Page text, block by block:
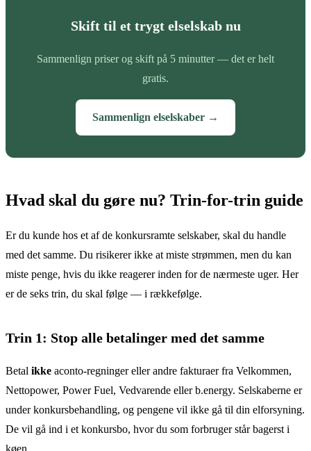
Skift til et trygt elselskab nu
Sammenlign priser og skift på 5 minutter — det er helt
gratis.
Sammenlign elselskaber →
Hvad skal du gøre nu? Trin-for-trin guide
Er du kunde hos et af de konkursramte selskaber, skal du handle
med det samme. Du risikerer ikke at miste strømmen, men du kan
miste penge, hvis du ikke reagerer inden for de nærmeste uger. Her
er de seks trin, du skal følge — i rækkefølge.
Trin 1: Stop alle betalinger med det samme
Betal ikke aconto-regninger eller andre fakturaer fra Velkommen,
Nettopower, Power Fuel, Vedvarende eller b.energy. Selskaberne er
under konkursbehandling, og pengene vil ikke gå til din elforsyning.
De vil gå ind i et konkursbo, hvor du som forbruger står bagerst i
køen.